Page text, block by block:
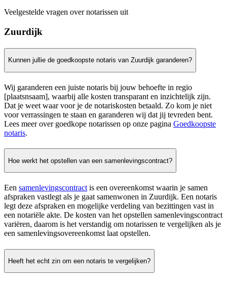
Veelgestelde vragen over notarissen uit
Zuurdijk
Kunnen jullie de goedkoopste notaris van Zuurdijk garanderen?
Wij garanderen een juiste notaris bij jouw behoefte in regio
[plaatsnsaam], waarbij alle kosten transparant en inzichtelijk zijn.
Dat je weet waar voor je de notariskosten betaald. Zo kom je niet
voor verrassingen te staan en garanderen wij dat jij tevreden bent.
Lees meer over goedkope notarissen op onze pagina Goedkoopste
notaris.
Hoe werkt het opstellen van een samenlevingscontract?
Een samenlevingscontract is een overeenkomst waarin je samen
afspraken vastlegt als je gaat samenwonen in Zuurdijk. Een notaris
legt deze afspraken en mogelijke verdeling van bezittingen vast in
een notariële akte. De kosten van het opstellen samenlevingscontract
variëren, daarom is het verstandig om notarissen te vergelijken als je
een samenlevingsovereenkomst laat opstellen.
Heeft het echt zin om een notaris te vergelijken?